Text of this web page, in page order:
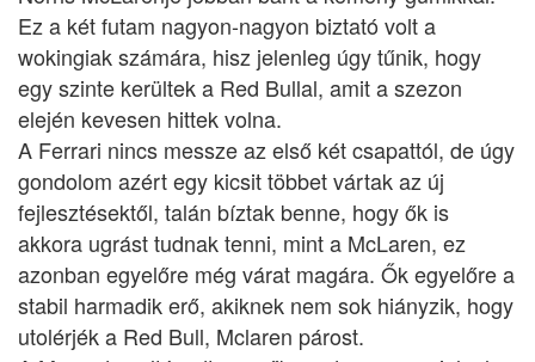
Ez a két futam nagyon-nagyon biztató volt a
wokingiak számára, hisz jelenleg úgy tűnik, hogy
egy szinte kerültek a Red Bullal, amit a szezon
elején kevesen hittek volna.
A Ferrari nincs messze az első két csapattól, de úgy
gondolom azért egy kicsit többet vártak az új
fejlesztésektől, talán bíztak benne, hogy ők is
akkora ugrást tudnak tenni, mint a McLaren, ez
azonban egyelőre még várat magára. Ők egyelőre a
stabil harmadik erő, akiknek nem sok hiányzik, hogy
utolérjék a Red Bull, Mclaren párost.